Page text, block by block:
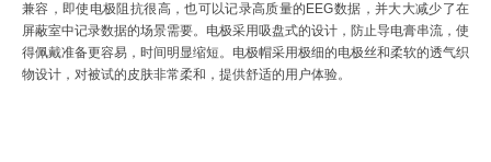
兼容，即使电极阻抗很高，也可以记录高质量的EEG数据，并大大减少了在
屏蔽室中记录数据的场景需要。电极采用吸盘式的设计，防止导电膏串流，使
得佩戴准备更容易，时间明显缩短。电极帽采用极细的电极丝和柔软的透气织
物设计，对被试的皮肤非常柔和，提供舒适的用户体验。